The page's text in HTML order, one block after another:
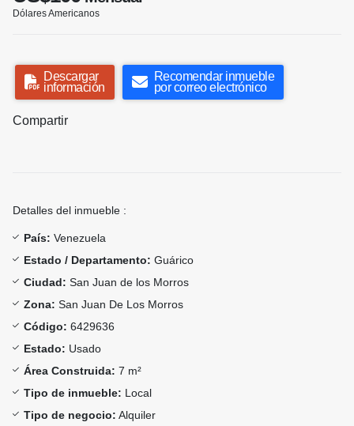
Dólares Americanos
Descargar
información
Recomendar inmueble
por correo electrónico
Compartir
Detalles del inmueble :
País: Venezuela
Estado / Departamento: Guárico
Ciudad: San Juan de los Morros
Zona: San Juan De Los Morros
Código: 6429636
Estado: Usado
Área Construida: 7 m²
Tipo de inmueble: Local
Tipo de negocio: Alquiler